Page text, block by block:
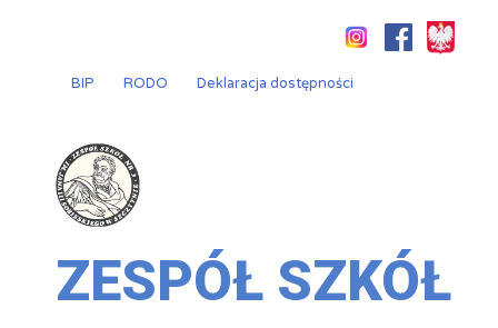
BIP
RODO Deklaracja dostępności
ZESPÓŁ SZKÓŁ